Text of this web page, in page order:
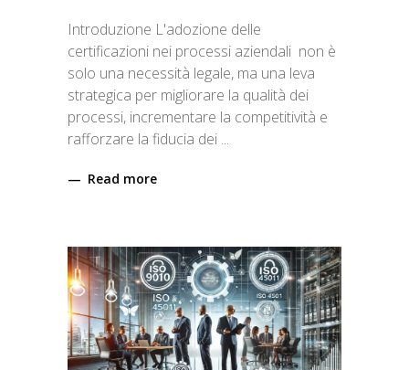
Introduzione L'adozione delle
certificazioni nei processi aziendali non è
solo una necessità legale, ma una leva
strategica per migliorare la qualità dei
processi, incrementare la competitività e
rafforzare la fiducia dei
Read more